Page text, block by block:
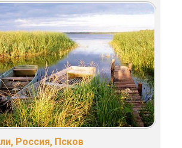
Россия, Псков